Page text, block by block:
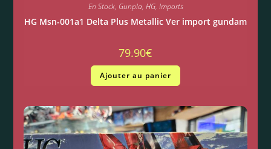
En Stock, Gunpla, HG, Imports
HG Msn-001a1 Delta Plus Metallic Ver import gundam
79.90€
Ajouter au panier